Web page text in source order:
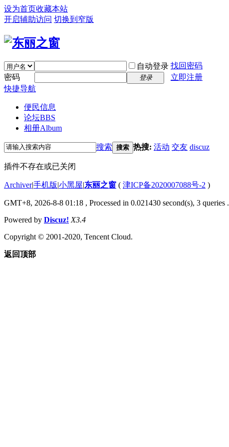
设为首页收藏本站
开启辅助访问 切换到窄版
自动登录 找回密码
密码
登录
立即注册
快捷导航
便民信息
论坛BBS
相册Album
搜索 搜索 热搜: 活动 交友 discuz
插件不存在或已关闭
Archiver|手机版|小黑屋|东丽之窗 ( 津ICP备2020007088号-2 )
GMT+8, 2026-8-8 01:18 , Processed in 0.021430 second(s), 3 queries .
Powered by Discuz! X3.4
Copyright © 2001-2020, Tencent Cloud.
返回顶部